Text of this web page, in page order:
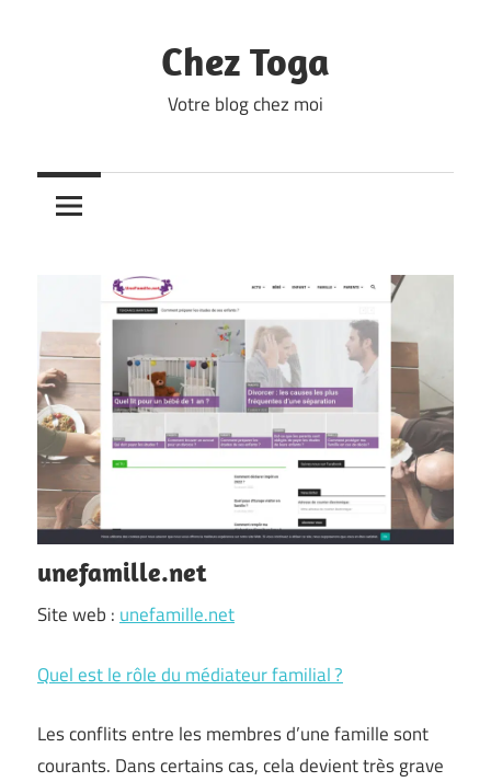
Chez Toga
Votre blog chez moi
unefamille.net
Site web : unefamille.net
Quel est le rôle du médiateur familial ?
Les conflits entre les membres d’une famille sont
courants. Dans certains cas, cela devient très grave